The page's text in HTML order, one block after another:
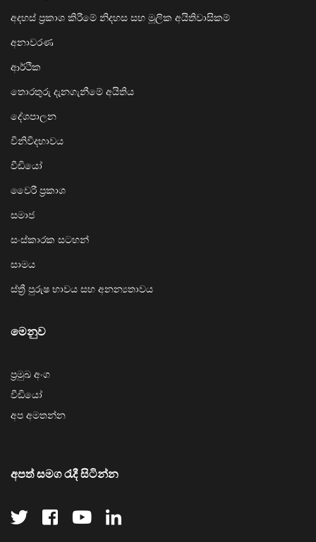
අදහස් ප්‍රකාශ කිරීමේ නිදහස සහ මූලික අයිතිවාසිකම්
අනාවරණ
ආර්ථික
තොරතුරු දැනගැනීමේ අයිතිය
දේශපාලන
විනිවිදභාවය
වීඩියෝ
වෛරී ප්‍රකාශ
සමාජ
සංස්කාරක සටහන්
සාමය
ස්ත්‍රී පුරුෂ භාවය සහ අනන්‍යතාවය
මෙනුව
ප්‍රමුඛ අංග
වීඩියෝ
අප අමතන්න
අපත් සමග රැදී සිටින්න